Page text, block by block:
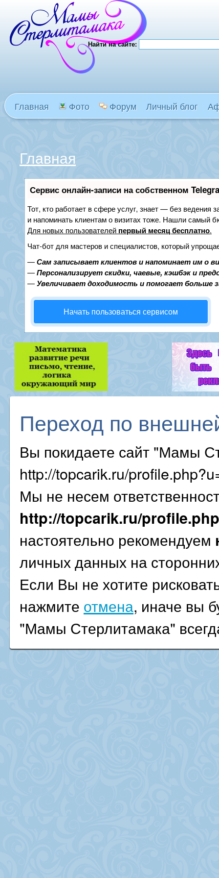
Найти на сайте:
Главная Фото Форум Личный блог
Главная
Сервис онлайн-записи на собственном
Тот, кто работает в сфере услуг, знает — без ведения
и напоминать клиентам о визитах тоже. Нашли самый
Для новых пользователей первый месяц бесплатно.
Чат-бот для мастеров и специалистов, который
—Сам записывает клиентов и напоминает им о
—Персонализирует скидки, чаевые, кэшбэк и
—Увеличивает доходимость и помогает больше
Начать пользоваться сервисом
Переход по
Вы покидаете сайт "Мамы
http://topcarik.ru/
Мы не несем
http://topcarik.ru/
настоятельно рекомендуем
личных данных на
Если Вы не хотите
нажмите отмена, иначе вы
"Мамы Стерлитамака"